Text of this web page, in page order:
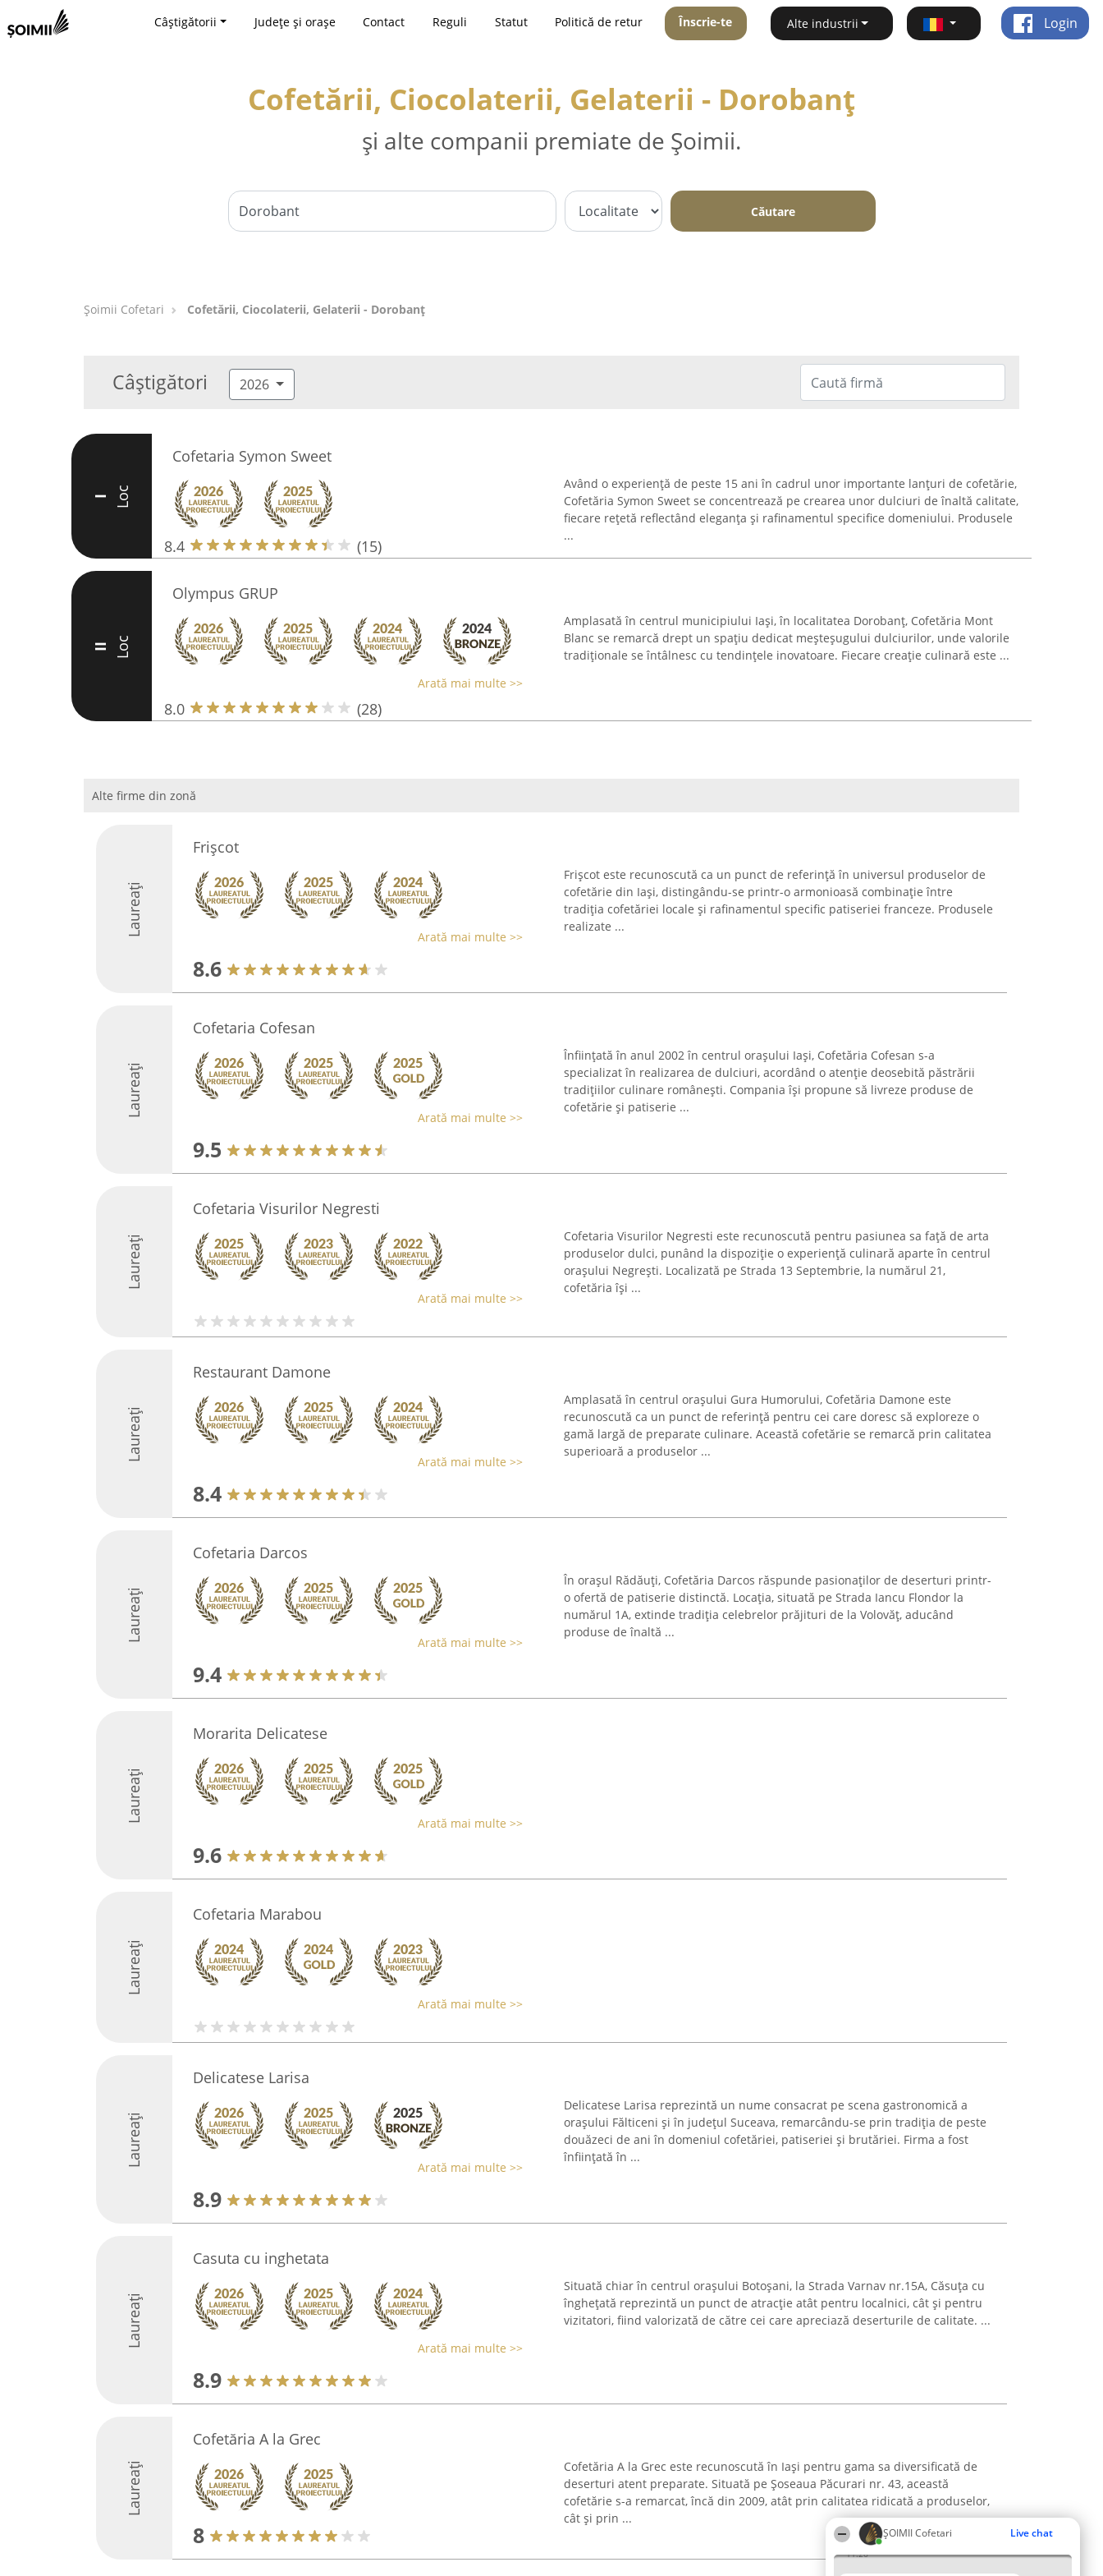
ȘOIMII Cofetari Live chat
11:26
Câștigătorii Județe și orașe Contact Reguli Statut Politică de retur Înscrie-te Alte industrii Login
Cofetării, Ciocolaterii, Gelaterii - Dorobanţ
și alte companii premiate de Șoimii.
Căutare
Șoimii Cofetari Cofetării, Ciocolaterii, Gelaterii - Dorobanţ
Câștigători 2026
I Loc
Cofetaria Symon Sweet
8.4 (15)
Având o experiență de peste 15 ani în cadrul unor importante lanțuri de cofetărie,
Cofetăria Symon Sweet se concentrează pe crearea unor dulciuri de înaltă calitate,
fiecare rețetă reflectând eleganța și rafinamentul specifice domeniului. Produsele
...
II Loc
Olympus GRUP
Arată mai multe >>
8.0 (28)
Amplasată în centrul municipiului Iași, în localitatea Dorobanț, Cofetăria Mont
Blanc se remarcă drept un spațiu dedicat meșteșugului dulciurilor, unde valorile
tradiționale se întâlnesc cu tendințele inovatoare. Fiecare creație culinară este ...
Alte firme din zonă
Laureați
Frișcot
Arată mai multe >>
8.6
Frișcot este recunoscută ca un punct de referință în universul produselor de
cofetărie din Iași, distingându-se printr-o armonioasă combinație între
tradiția cofetăriei locale și rafinamentul specific patiseriei franceze. Produsele
realizate ...
Laureați
Cofetaria Cofesan
Arată mai multe >>
9.5
Înființată în anul 2002 în centrul orașului Iași, Cofetăria Cofesan s-a
specializat în realizarea de dulciuri, acordând o atenție deosebită păstrării
tradițiilor culinare românești. Compania își propune să livreze produse de
cofetărie și patiserie ...
Laureați
Cofetaria Visurilor Negresti
Arată mai multe >>
Cofetaria Visurilor Negresti este recunoscută pentru pasiunea sa față de arta
produselor dulci, punând la dispoziție o experiență culinară aparte în centrul
orașului Negrești. Localizată pe Strada 13 Septembrie, la numărul 21,
cofetăria își ...
Laureați
Restaurant Damone
Arată mai multe >>
8.4
Amplasată în centrul orașului Gura Humorului, Cofetăria Damone este
recunoscută ca un punct de referință pentru cei care doresc să exploreze o
gamă largă de preparate culinare. Această cofetărie se remarcă prin calitatea
superioară a produselor ...
Laureați
Cofetaria Darcos
Arată mai multe >>
9.4
În orașul Rădăuți, Cofetăria Darcos răspunde pasionaților de deserturi printr-
o ofertă de patiserie distinctă. Locația, situată pe Strada Iancu Flondor la
numărul 1A, extinde tradiția celebrelor prăjituri de la Volovăț, aducând
produse de înaltă ...
Laureați
Morarita Delicatese
Arată mai multe >>
9.6
Laureați
Cofetaria Marabou
Arată mai multe >>
Laureați
Delicatese Larisa
Arată mai multe >>
8.9
Delicatese Larisa reprezintă un nume consacrat pe scena gastronomică a
orașului Fălticeni și în județul Suceava, remarcându-se prin tradiția de peste
douăzeci de ani în domeniul cofetăriei, patiseriei și brutăriei. Firma a fost
înființată în ...
Laureați
Casuta cu inghetata
Arată mai multe >>
8.9
Situată chiar în centrul orașului Botoșani, la Strada Varnav nr.15A, Căsuța cu
înghețată reprezintă un punct de atracție atât pentru localnici, cât și pentru
vizitatori, fiind valorizată de către cei care apreciază deserturile de calitate. ...
Laureați
Cofetăria A la Grec
8
Cofetăria A la Grec este recunoscută în Iași pentru gama sa diversificată de
deserturi atent preparate. Situată pe Șoseaua Păcurari nr. 43, această
cofetărie s-a remarcat, încă din 2009, atât prin calitatea ridicată a produselor,
cât și prin ...